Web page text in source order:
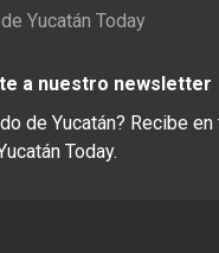
Yucatán Today
a nuestro newsletter
de Yucatán? Recibe
Today.